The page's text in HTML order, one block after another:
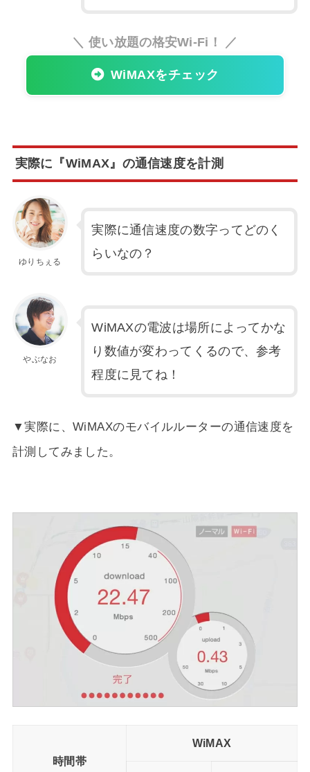
＼ 使い放題の格安Wi-Fi！ ／
WiMAXをチェック
実際に『WiMAX』の通信速度を計測
ゆりちぇる
実際に通信速度の数字ってどのく
らいなの？
やぶなお
WiMAXの電波は場所によってかな
り数値が変わってくるので、参考
程度に見てね！
▼実際に、WiMAXのモバイルルーターの通信速度を
計測してみました。
時間帯
WiMAX